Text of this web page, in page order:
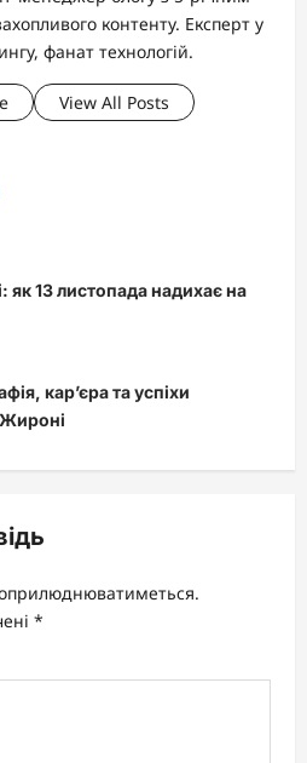
контенту. Експерт у
фанат технологій.
View All Posts
як 13 листопада надихає на
кар’єра та успіхи
Жироні
*